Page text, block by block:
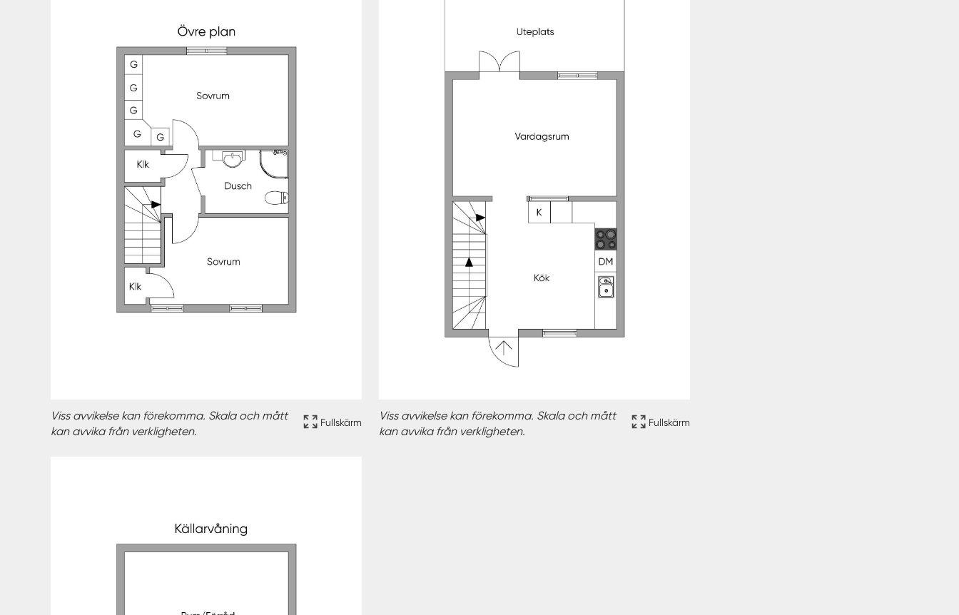
Viss avvikelse kan förekomma. Skala och mått
kan avvika från verkligheten.
Fullskärm
Viss avvikelse kan förekomma. Skala och mått
kan avvika från verkligheten.
Fullskärm